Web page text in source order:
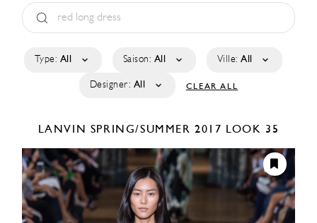
Type: All Saison: All Ville: All
Designer: All CLEAR ALL
LANVIN SPRING/SUMMER 2017 LOOK 35